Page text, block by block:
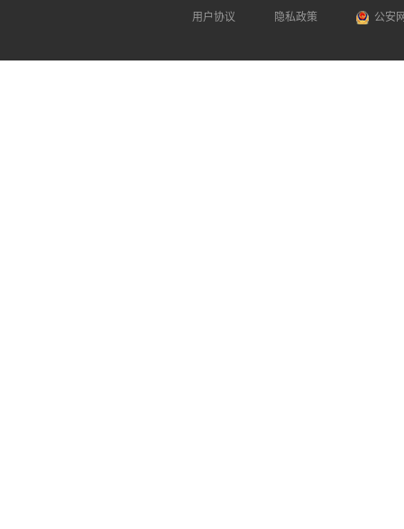
用户协议 隐私政策 公安